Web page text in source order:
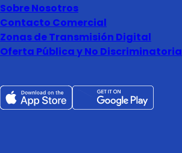
Sobre Nosotros
Contacto Comercial
Zonas de Transmisión Digital
Oferta Pública y No Discriminatoria